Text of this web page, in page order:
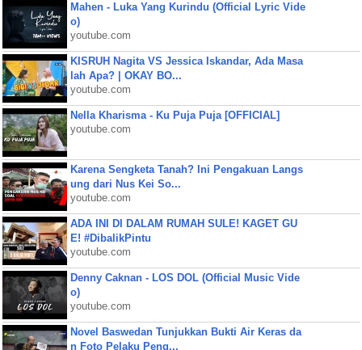
Mahen - Luka Yang Kurindu (Official Lyric Vide
o)
youtube.com
KISRUH Nagita VS Jessica Iskandar, Ada Masa
lah Apa? | OKAY BO...
youtube.com
Nella Kharisma - Ku Puja Puja [OFFICIAL]
youtube.com
Karena Sengketa Tanah? Ini Pengakuan Langs
ung dari Nus Kei So...
youtube.com
ADA INI DI DALAM RUMAH SULE! KAGET GU
E! #DibalikPintu
youtube.com
Denny Caknan - LOS DOL (Official Music Vide
o)
youtube.com
Novel Baswedan Tunjukkan Bukti Air Keras da
n Foto Pelaku Peng...